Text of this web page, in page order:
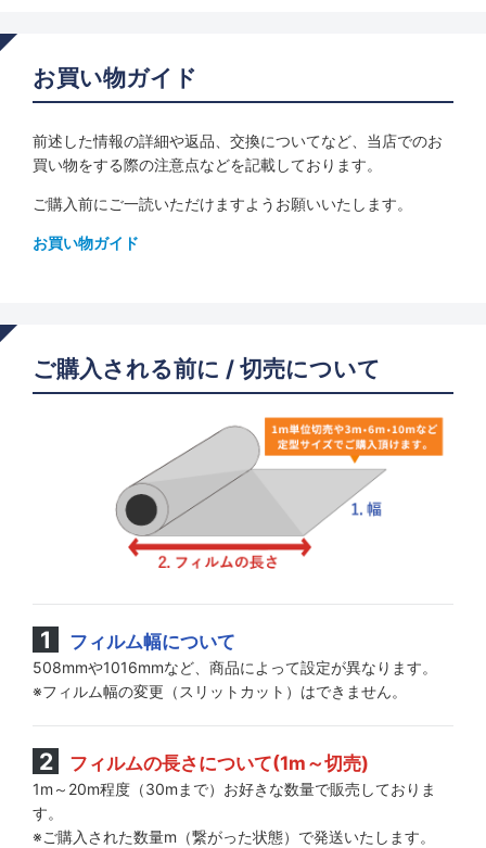
お買い物ガイド
前述した情報の詳細や返品、交換についてなど、当店でのお
買い物をする際の注意点などを記載しております。
ご購入前にご一読いただけますようお願いいたします。
お買い物ガイド
ご購入される前に / 切売について
フィルム幅について
508mmや1016mmなど、商品によって設定が異なります。
※フィルム幅の変更（スリットカット）はできません。
フィルムの長さについて(1m～切売)
1m～20m程度（30mまで）お好きな数量で販売しておりま
す。
※ご購入された数量m（繋がった状態）で発送いたします。